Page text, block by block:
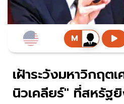
เฝ้าระวังมหาวิกฤต
นิวเคลียร์" ที่สหรัฐยิ